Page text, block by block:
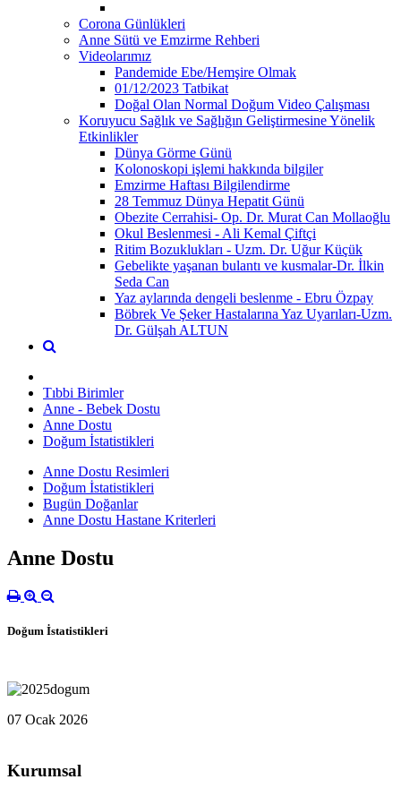
Corona Günlükleri
Anne Sütü ve Emzirme Rehberi
Videolarımız
Pandemide Ebe/Hemşire Olmak
01/12/2023 Tatbikat
Doğal Olan Normal Doğum Video Çalışması
Koruyucu Sağlık ve Sağlığın Geliştirmesine Yönelik
Etkinlikler
Dünya Görme Günü
Kolonoskopi işlemi hakkında bilgiler
Emzirme Haftası Bilgilendirme
28 Temmuz Dünya Hepatit Günü
Obezite Cerrahisi- Op. Dr. Murat Can Mollaoğlu
Okul Beslenmesi - Ali Kemal Çiftçi
Ritim Bozuklukları - Uzm. Dr. Uğur Küçük
Gebelikte yaşanan bulantı ve kusmalar-Dr. İlkin
Seda Can
Yaz aylarında dengeli beslenme - Ebru Özpay
Böbrek Ve Şeker Hastalarına Yaz Uyarıları-Uzm.
Dr. Gülşah ALTUN
Tıbbi Birimler
Anne - Bebek Dostu
Anne Dostu
Doğum İstatistikleri
Anne Dostu Resimleri
Doğum İstatistikleri
Bugün Doğanlar
Anne Dostu Hastane Kriterleri
Anne Dostu
Doğum İstatistikleri
07 Ocak 2026
Kurumsal